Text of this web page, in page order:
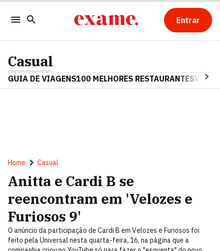
Entrar
Casual
GUIA DE VIAGENS100 MELHORES RESTAURANTES
Home Casual
Anitta e Cardi B se
reencontram em 'Velozes e
Furiosos 9'
O anúncio da participação de Cardi B em Velozes e Furiosos foi
feito pela Universal nesta quarta-feira, 16, na página que a